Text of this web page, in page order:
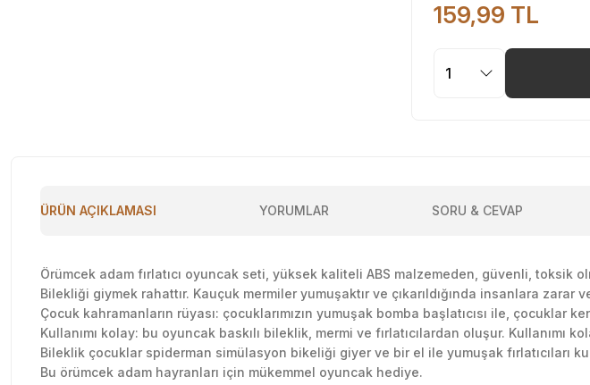
159,99 TL
ÜRÜN AÇIKLAMASI YORUMLAR SORU & CEVAP
Örümcek adam fırlatıcı oyuncak seti, yüksek kaliteli ABS malzemeden, güvenli, toksik
Bilekliği giymek rahattır. Kauçuk mermiler yumuşaktır ve çıkarıldığında insanlara zarar
Çocuk kahramanların rüyası: çocuklarımızın yumuşak bomba başlatıcısı ile,
Kullanımı kolay: bu oyuncak baskılı bileklik, mermi ve fırlatıcılardan oluşur.
Bileklik çocuklar spiderman simülasyon bikeliği giyer ve bir el ile yumuşak fırlatıcıları
Bu örümcek adam hayranları için mükemmel oyuncak hediye.